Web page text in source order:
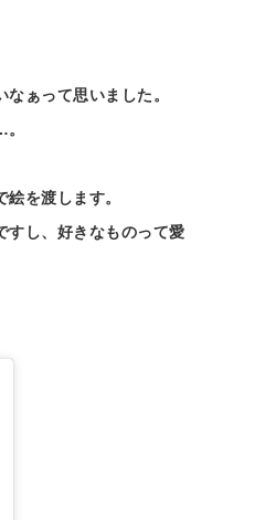
ぁって思いました。
を渡します。
すし、好きなものって愛